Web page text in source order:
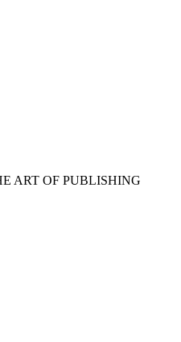
ART OF PUBLISHING